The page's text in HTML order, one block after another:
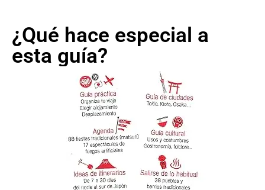
¿Qué hace especial a
esta guía?